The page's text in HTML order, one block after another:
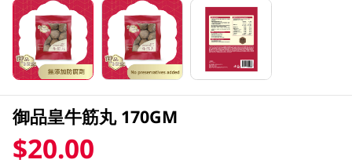
御品皇牛筋丸 170GM
$20.00